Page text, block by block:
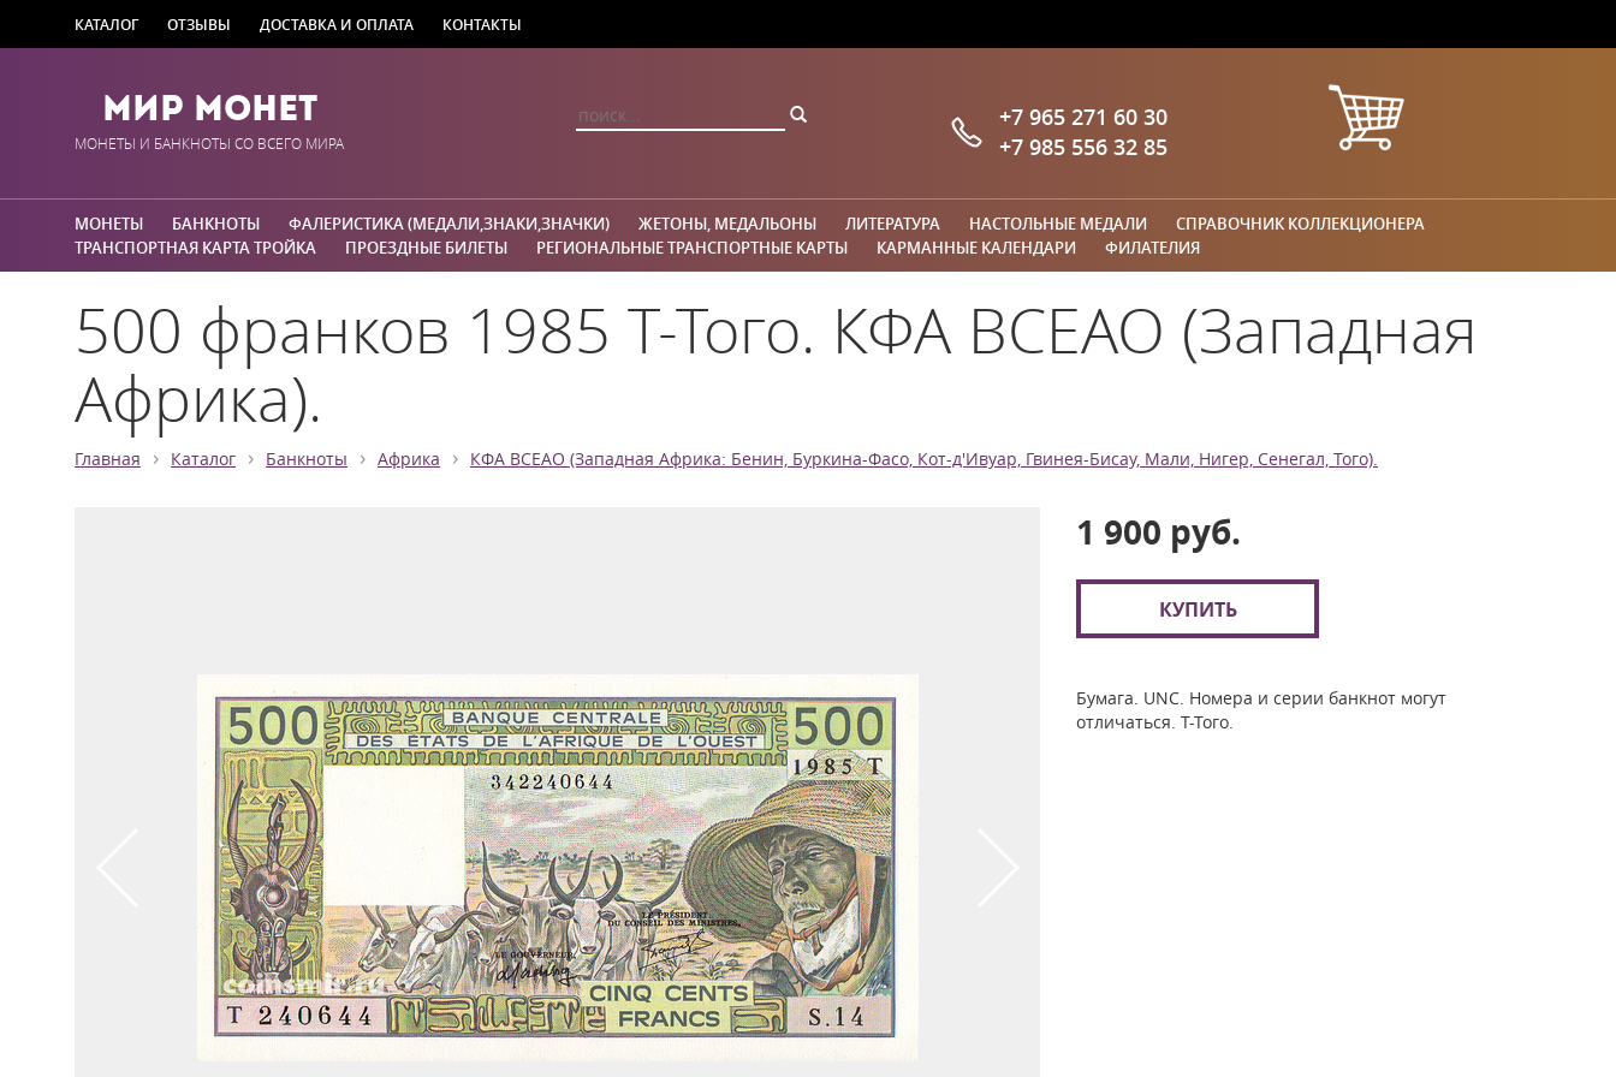
КАТАЛОГ ОТЗЫВЫ ДОСТАВКА И ОПЛАТА КОНТАКТЫ
Мир Монет
МОНЕТЫ И БАНКНОТЫ СО ВСЕГО МИРА
+7 965 271 60 30
+7 985 556 32 85
МОНЕТЫ БАНКНОТЫ ФАЛЕРИСТИКА (МЕДАЛИ,ЗНАКИ,ЗНАЧКИ) ЖЕТОНЫ, МЕДАЛЬОНЫ ЛИТЕРАТУРА НАСТОЛЬНЫЕ МЕДАЛИ
СПРАВОЧНИК КОЛЛЕКЦИОНЕРА
ТРАНСПОРТНАЯ КАРТА ТРОЙКА
ПРОЕЗДНЫЕ БИЛЕТЫ РЕГИОНАЛЬНЫЕ ТРАНСПОРТНЫЕ КАРТЫ КАРМАННЫЕ КАЛЕНДАРИ ФИЛАТЕЛИЯ
500 франков 1985 Т-Того. КФА BCEAO (Западная
Африка).
Главная › Каталог › Банкноты › Африка › КФА BCEAO (Западная Африка: Бенин, Буркина-Фасо, Кот-д'Ивуар, Гвинея-Бисау, Мали, Нигер, Сенегал, Того).
1 900 руб.
КУПИТЬ
Бумага. UNC. Номера и серии банкнот могут
отличаться. Т-Того.